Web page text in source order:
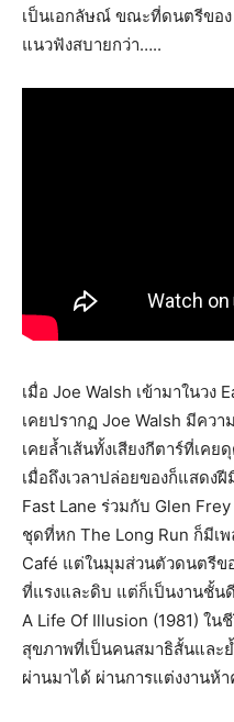
เป็นเอกลัษณ์ ขณะที่ดนตรีขอ
แนวฟังสบายกว่า…..
เมื่อ Joe Walsh เข้ามาในวง
เคยปรากฏ Joe Walsh มีคว
เคยล้ำเส้นทั้งเสียงกีตาร์ที่เค
เมื่อถึงเวลาปล่อยของก็แสดง
Fast Lane ร่วมกับ Glen
ชุดที่หก The Long Run ก็มีเ
Café แต่ในมุมส่วนตัวดนตรีข
ที่แรงและดิบ แต่ก็เป็นงานชั้นดี
A Life Of Illusion (1981) ใ
สุขภาพที่เป็นคนสมาธิสั้นและ
ผ่านมาได้ ผ่านการแต่งงานห้า